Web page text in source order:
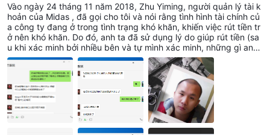
Vào ngày 24 tháng 11 năm 2018, Zhu Yiming, người quản lý tài k
hoản của Midas , đã gọi cho tôi và nói rằng tình hình tài chính củ
a công ty đang ở trong tình trạng khó khăn, khiến việc rút tiền tr
ở nên khó khăn. Do đó, anh ta đã sử dụng lý do giúp rút tiền (sa
u khi xác minh bởi nhiều bên và tự mình xác minh, những gì anh
ta nói hoàn toàn là lời nói dối), từ ngày 25 tháng 11 đến ngày 28
tháng 12 năm 2018, anh ta đã lừa đảo 41000 RMB dưới tên của
nền tảng . Tôi đã gọi cho công ty nhiều lần, nhưng dịch vụ khách
hàng của họ trốn tránh trách nhiệm. Sau đó, tôi đã gửi một khiếu
nại email đến nền tảng. Nền tảng nói rằng Zhu Yiming đã bị sa th
ải vì vi phạm quy định của công ty. Vì vậy, nó không liên quan đ
ến công ty. Họ nói đó là hành động cá nhân và không giải quyết
được vấn đề của tôi. Nhưng trên thực tế, cho đến nay, Yi Yiming